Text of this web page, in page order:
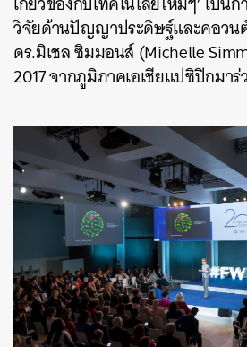
วิจัยด้านปัญญาประดิษฐ์และคอวน
ดร.มิเชล ซิมมอนส์ (Michelle
2017 จากภูมิภาคเอเชียแปซิปิกมา